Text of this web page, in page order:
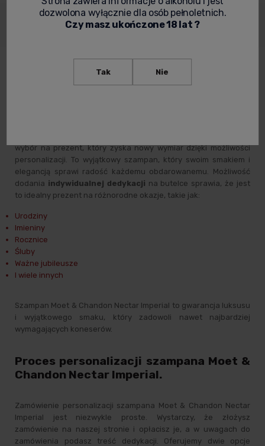
Dane
produktu
Opinie o
produkcie
Zabezpieczenie
produktów
Szampan Moet & Chandon Nectar
wybór na prezent, który zyska nowy wymiar dzięki możliwości
personalizacji. To wyjątkowy szampan, który swoim smakiem i
elegancją sprawi radość każdemu obdarowanemu. Możliwość
dodania indywidualnej dedykacji na butelce sprawia, że jest
to idealny prezent na różnorodne okazje, takie jak:
Urodziny
Imieniny
Rocznice
Śluby
Ważne jubileusze
I wiele innych
Szampan Moet & Chandon Nectar Imperial to gwarancja luksusu
i wyjątkowego smaku, który zadowoli nawet najbardziej
wymagających koneserów.
Proces personalizacji szampana Moet &
Chandon Nectar Imperial.
Zamówienie personalizacji szampana Moet & Chandon Nectar
Imperial jest niezwykle proste. Wystarczy, że złożysz
zamówienie na naszej stronie i opłacisz je, a w uwagach do
zamówienia podasz treść dedykacji. Oferujemy dwie opcje
dozwolona wyłącznie dla osób pełnoletnich.
Czy masz ukończone 18 lat ?
Tak Nie